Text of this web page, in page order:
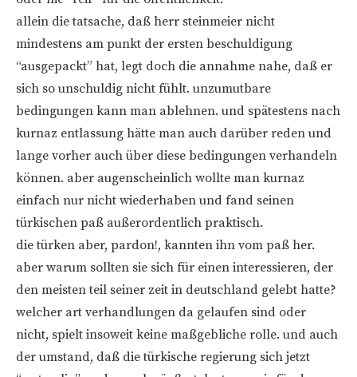
allein die tatsache, daß herr steinmeier nicht
mindestens am punkt der ersten beschuldigung
“ausgepackt” hat, legt doch die annahme nahe, daß er
sich so unschuldig nicht fühlt. unzumutbare
bedingungen kann man ablehnen. und spätestens nach
kurnaz entlassung hätte man auch darüber reden und
lange vorher auch über diese bedingungen verhandeln
können. aber augenscheinlich wollte man kurnaz
einfach nur nicht wiederhaben und fand seinen
türkischen paß außerordentlich praktisch.
die türken aber, pardon!, kannten ihn vom paß her.
aber warum sollten sie sich für einen interessieren, der
den meisten teil seiner zeit in deutschland gelebt hatte?
welcher art verhandlungen da gelaufen sind oder
nicht, spielt insoweit keine maßgebliche rolle. und auch
der umstand, daß die türkische regierung sich jetzt